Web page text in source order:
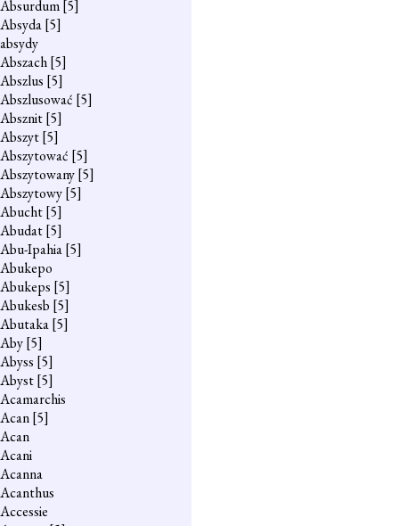
Absurdum[5]
Absyda[5]
absydy
Abszach[5]
Abszlus [5]
Abszlusować [5]
Absznit[5]
Abszyt[5]
Abszytować [5]
Abszytowany[5]
Abszytowy[5]
Abucht[5]
Abudat[5]
Abu-Ipahia[5]
Abukepo
Abukeps [5]
Abukesb [5]
Abutaka[5]
Aby[5]
Abyss [5]
Abyst[5]
Acamarchis
Acan[5]
Acan
Acani
Acanna
Acanthus
Accessie